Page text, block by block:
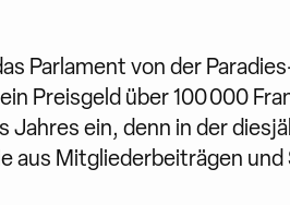
Parlament von der
Preisgeld über 100 000
ein, denn in der
aus Mitgliederbeiträgen